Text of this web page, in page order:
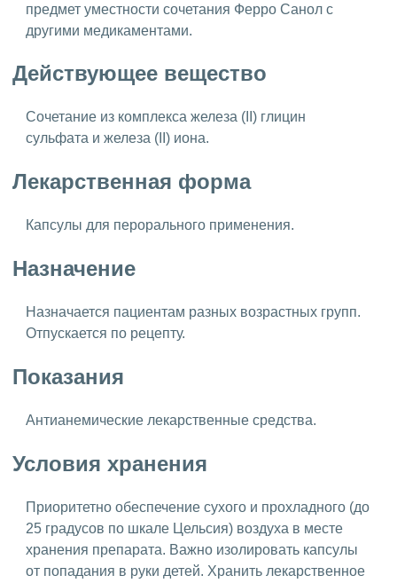
предмет уместности сочетания Ферро Санол с
другими медикаментами.
Действующее вещество
Сочетание из комплекса железа (II) глицин
сульфата и железа (II) иона.
Лекарственная форма
Капсулы для перорального применения.
Назначение
Назначается пациентам разных возрастных групп.
Отпускается по рецепту.
Показания
Антианемические лекарственные средства.
Условия хранения
Приоритетно обеспечение сухого и прохладного (до
25 градусов по шкале Цельсия) воздуха в месте
хранения препарата. Важно изолировать капсулы
от попадания в руки детей. Хранить лекарственное